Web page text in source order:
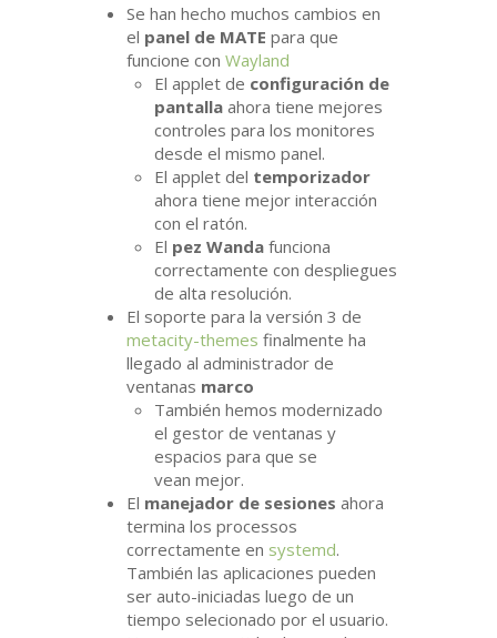
Se han hecho muchos cambios en
el panel de MATE para que
funcione conWayland
El applet de configuración de
pantalla ahora tiene mejores
controles para los monitores
desde el mismo panel.
El applet del temporizador
ahora tiene mejor interacción
con el ratón.
El pez Wanda funciona
correctamente con despliegues
de alta resolución.
El soporte para la versión 3 de
metacity-themes finalmente ha
llegado al administrador de
ventanas marco
También hemos modernizado
el gestor de ventanas y
espacios para que se
vean mejor.
El manejador de sesiones ahora
termina los processos
correctamente en systemd.
También las aplicaciones pueden
ser auto-iniciadas luego de un
tiempo selecionado por el usuario.